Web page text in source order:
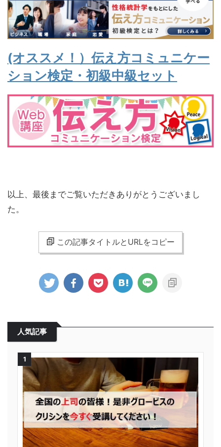
(オススメ ！ ）伝え方コミュニケー
ション検定・初級中級セット
以上、最後までご覧いただきありがとうございまし
た。
この記事タイトルとURLをコピー
人気記事
1